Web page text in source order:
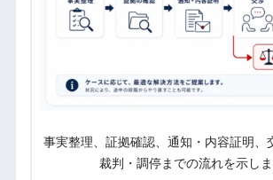
事実整理、証拠確認、通知・内容証明、
裁判・調停までの流れを示しま